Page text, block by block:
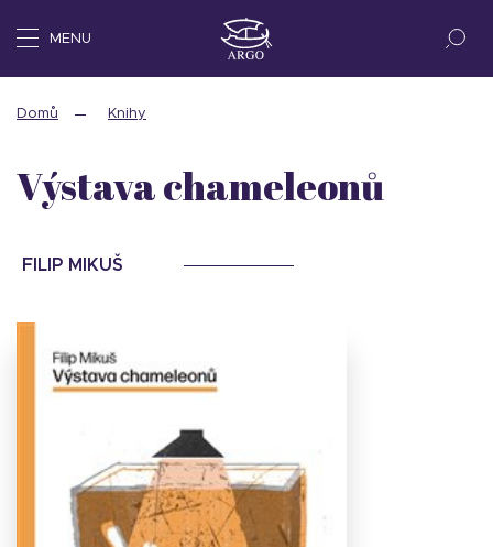
MENU
Domů Knihy
Výstava chameleonů
FILIP MIKUŠ